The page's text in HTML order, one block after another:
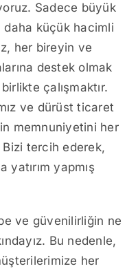
Sadece büyük
daha küçük hacimli
her bireyin ve
destek olmak
çalışmaktır.
ve dürüst ticaret
memnuniyetini her
tercih ederek,
yapmış
ve güvenilirliğin ne
Bu nedenle,
her